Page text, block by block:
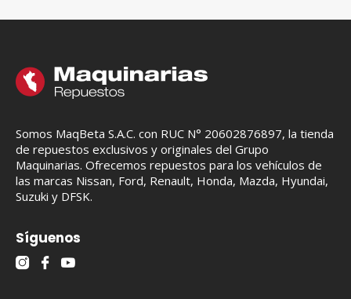
Somos MaqBeta S.A.C. con RUC N° 20602876897, la tienda
de repuestos exclusivos y originales del Grupo
Maquinarias. Ofrecemos repuestos para los vehículos de
las marcas Nissan, Ford, Renault, Honda, Mazda, Hyundai,
Suzuki y DFSK.
Síguenos